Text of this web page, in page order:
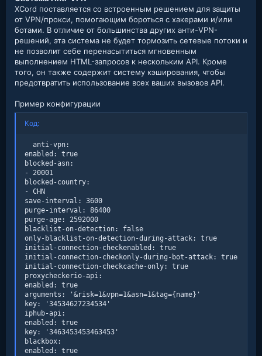
XCord поставляется со встроенным решением для защиты
от VPN/прокси, помогающим бороться с хакерами и/или
ботами. В отличие от большинства других анти-VPN-
решений, эта система не будет тормозить сетевые потоки и
не позволит себе перенасытиться мгновенным
выполнением HTML-запросов к нескольким API. Кроме
того, он также содержит систему кэширования, чтобы
предотвратить использование всех ваших вызовов API.
Пример конфигурации
Код:
  anti-vpn:
enabled: true
blocked-asn:
- 20001
blocked-country:
- CHN
save-interval: 3600
purge-interval: 86400
purge-age: 2592000
blacklist-on-detection: false
only-blacklist-on-detection-during-attack: true
initial-connection-checkenabled: true
initial-connection-checkonly-during-bot-attack: true
initial-connection-checkcache-only: true
proxycheckerio-api:
enabled: true
arguments: '&risk=1&vpn=1&asn=1&tag={name}'
key: '34534627234534'
iphub-api:
enabled: true
key: '3463453453463453'
blackbox:
enabled: true